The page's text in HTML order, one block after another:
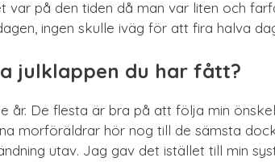
på den tiden då man var liten och
ingen skulle iväg för att fira halva
julklappen du har fått?
år. De flesta är bra på att följa min
morföräldrar hör nog till de sämsta
utav. Jag gav det istället till min